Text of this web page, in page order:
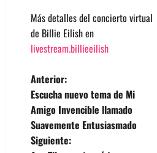
Más detalles del concierto virtual
de Billie Eilish en
livestream.billieeilish
N
a
v
Anterior:
Escucha nuevo tema de Mi
Amigo Invencible llamado
Suavemente Entusiasmado
Siguiente: